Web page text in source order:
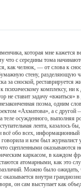
которая мне кажется
что с середины тома
челнок, — от слова к
стену, разделяющую
за сноской,
комплексу, ни к
не ставит задачу
поэма, одним
«Ахматова», а с
осужденного, выполняя
лента, казалось
обо всех,
и кем был журналист
сцепленными
каркасом, в каждом
атомарными, как это
Можно было ожидать,
внутри
он сам выступает как